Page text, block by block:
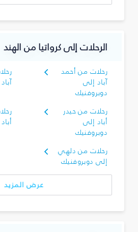
الرحلات إلى كرواتيا من الهند
رحلات من أحمد
آباد إلى
دوبروفنيك
رحلات من حيدر
أباد إلى
دوبروفنيك
رحلات من دلهي
إلى دوبروفنيك
عرض المزيد